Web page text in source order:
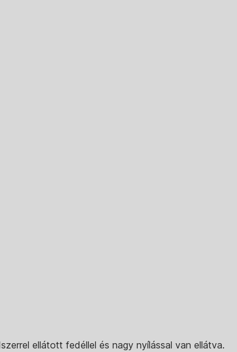
ellátott fedéllel és nagy nyílással van ellátva.